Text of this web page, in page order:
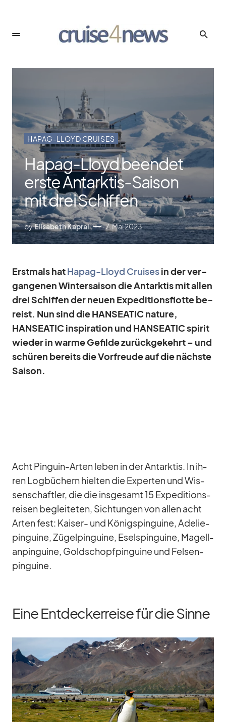
HAPAG-LLOYD CRUISES
Hapag-Lloyd beendet
erste Antarktis-Saison
mit drei Schiffen
byElisabeth Kapral 7. Mai 2023
Erst­mals hatHa­pag-Lloyd Crui­sesin der ver­
gan­ge­nen Win­ter­sai­son die Ant­ark­tis mit al­len
drei Schif­fen der neuen Ex­pe­di­ti­ons­flotte be­
reist. Nun sind die HANSEATIC na­ture,
HANSEATIC in­spi­ra­tion und HANSEATIC spi­rit
wie­der in warme Ge­filde zu­rück­ge­kehrt – und
schü­ren be­reits die Vor­freude auf die nächste
Sai­son.
Acht Pin­guin-Ar­ten le­ben in der Ant­ark­tis. In ih­
ren Log­bü­chern hiel­ten die Ex­per­ten und Wis­
sen­schaft­ler, die die ins­ge­samt 15 Ex­pe­di­ti­ons­
rei­sen be­glei­te­ten, Sich­tun­gen von al­len acht
Ar­ten fest: Kai­ser- und Kö­nigs­pin­guine, Ade­lie­
pin­guine, Zü­gel­pin­guine, Esels­pin­guine, Ma­gel­l­
an­pin­guine, Gold­schopf­pin­guine und Fel­sen­
pin­guine.
Eine Entdeckerreise für die Sinne